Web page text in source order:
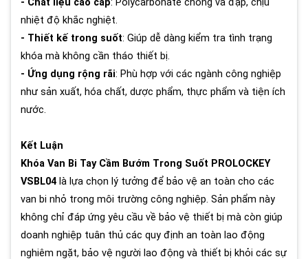
- Chất liệu cao cấp: Polycarbonate chống va đập, chịu
nhiệt độ khắc nghiệt.
- Thiết kế trong suốt: Giúp dễ dàng kiểm tra tình trạng
khóa mà không cần tháo thiết bị.
- Ứng dụng rộng rãi: Phù hợp với các ngành công nghiệp
như sản xuất, hóa chất, dược phẩm, thực phẩm và tiện ích
nước.
Kết Luận
Khóa Van Bi Tay Cầm Bướm Trong Suốt PROLOCKEY
VSBL04 là lựa chọn lý tưởng để bảo vệ an toàn cho các
van bi nhỏ trong môi trường công nghiệp. Sản phẩm này
không chỉ đáp ứng yêu cầu về bảo vệ thiết bị mà còn giúp
doanh nghiệp tuân thủ các quy định an toàn lao động
nghiêm ngặt, bảo vệ người lao động và thiết bị khỏi các sự